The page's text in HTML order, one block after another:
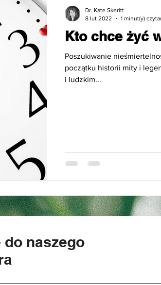
Kto chce żyć
Poszukiwanie
początku historii mity i
i ludzkim...
Dr. Kate Skeritt
8 lut 2022
1 minut(y)
do naszego